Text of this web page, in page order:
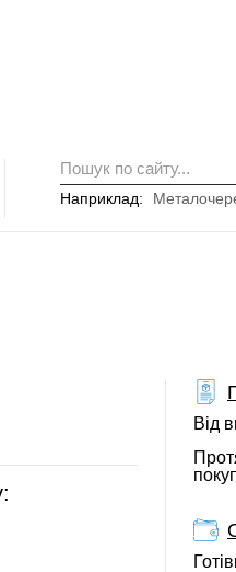
Наприклад:
Від